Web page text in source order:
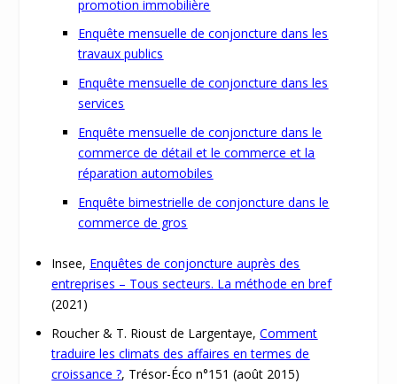
promotion immobilière
Enquête mensuelle de conjoncture dans les
travaux publics
Enquête mensuelle de conjoncture dans les
services
Enquête mensuelle de conjoncture dans le
commerce de détail et le commerce et la
réparation automobiles
Enquête bimestrielle de conjoncture dans le
commerce de gros
Insee, Enquêtes de conjoncture auprès des
entreprises – Tous secteurs. La méthode en bref
(2021)
Roucher & T. Rioust de Largentaye,Comment
traduire les climats des affaires en termes de
croissance ?, Trésor-Éco n°151 (août 2015)